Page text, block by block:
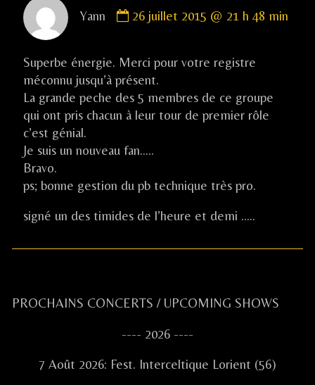
Yann
by
published
26 juillet 2015 @ 21 h 48 min
Superbe énergie. Merci pour votre registre
méconnu jusqu’à présent.
La grande peche des 5 membres de ce groupe
qui ont pris chacun à leur tour de premier rôle
c’est génial.
Je suis un nouveau fan…..
Bravo.
ps; bonne gestion du pb technique très pro.
signé un des timides de l’heure et demi …..
Primary
PROCHAINS CONCERTS / UPCOMING SHOWS
---- 2026 ----
7 Août 2026: Fest. Interceltique Lorient (56)